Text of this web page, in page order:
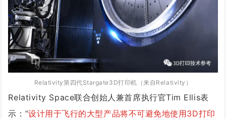
Relativity第四代Stargate3D打印机 （来自 Relativity ）
Relativity Space联合创始人兼首席执行官Tim Ellis表
示：“设计用于飞行的大型产品将不可避免地使用3D打印